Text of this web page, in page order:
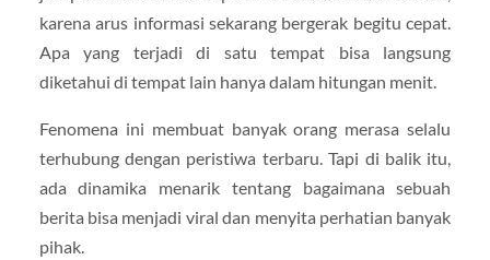
karena arus informasi sekarang bergerak begitu cepat.
Apa yang terjadi di satu tempat bisa langsung
diketahui di tempat lain hanya dalam hitungan menit.
Fenomena ini membuat banyak orang merasa selalu
terhubung dengan peristiwa terbaru. Tapi di balik itu,
ada dinamika menarik tentang bagaimana sebuah
berita bisa menjadi viral dan menyita perhatian banyak
pihak.